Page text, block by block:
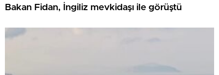
Bakan Fidan, İngiliz mevkidaşı ile görüştü